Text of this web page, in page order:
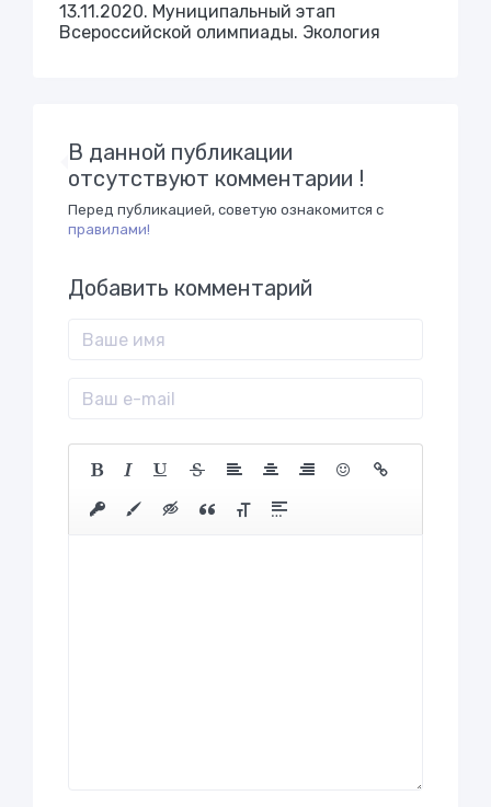
13.11.2020. Муниципальный этап
Всероссийской олимпиады. Экология
В данной публикации
отсутствуют комментарии !
Перед публикацией, советую ознакомится с
правилами!
Добавить комментарий